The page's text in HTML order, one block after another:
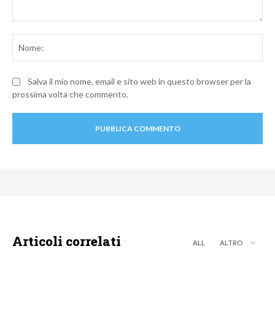
Salva il mio nome, email e sito web in questo browser per la
prossima volta che commento.
Articoli correlati ALL ALTRO